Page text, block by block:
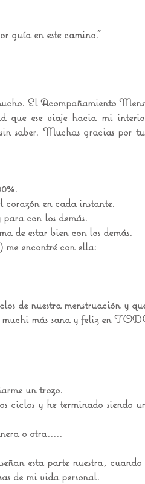
guía en este camino."
El Acompañamiento
que ese viaje hacia mi
saber. Muchas gracias por
corazón en cada instante.
con los demás.
de estar bien con los demás.
me encontré con ella:
de nuestra menstruación y
más sana y feliz en
un trozo.
ciclos y he terminado siendo
o otra.....
esta parte nuestra, cuando
de mi vida personal.